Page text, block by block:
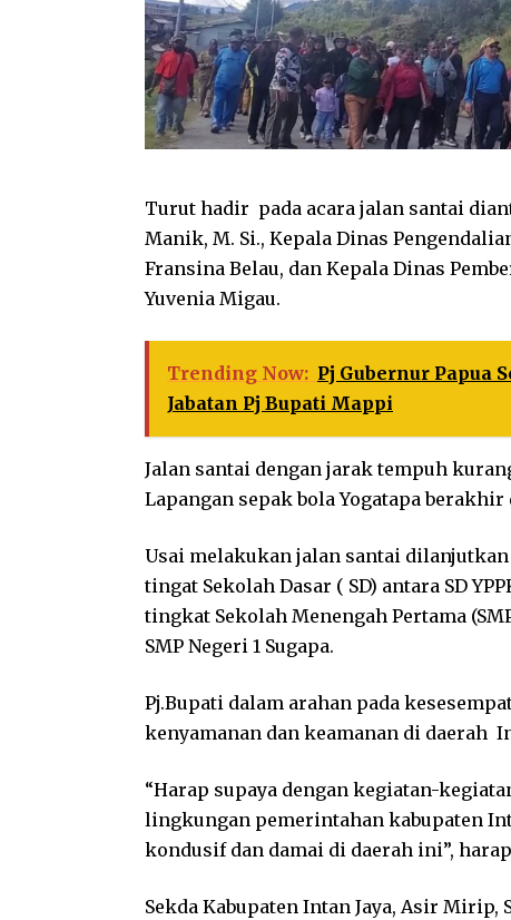
Turut hadir pada acara jalan santai
Manik, M. Si., Kepala Dinas
Fransina Belau, dan Kepala Dinas
Yuvenia Migau.
Trending Now: Pj Gubernur Papua
Jabatan Pj Bupati Mappi
Jalan santai dengan jarak tempuh
Lapangan sepak bola Yogatapa
Usai melakukan jalan santai
tingat Sekolah Dasar ( SD) antara SD
tingkat Sekolah Menengah Pertama
SMP Negeri 1 Sugapa.
Pj.Bupati dalam arahan pada
kenyamanan dan keamanan di daerah
“Harap supaya dengan kegiatan-
lingkungan pemerintahan kabupaten
kondusif dan damai di daerah ini”,
Sekda Kabupaten Intan Jaya, Asir Mirip,